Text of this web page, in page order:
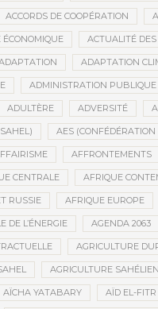
ACCORDS DE COOPÉRATION
ÉCONOMIQUE ACTUALITÉ
ADAPTATION
ADMINISTRATION PUBLIQUE
ADULTÈRE ADVERSITÉ
AES
AFFRONTEMENTS
CENTRALE AFRIQUE
RUSSIE AFRIQUE EUROPE
DE L’ÉNERGIE AGENDA 2063
AGRICULTURE
AGRICULTURE
AÏCHA YATABARY AÏD EL-FITR